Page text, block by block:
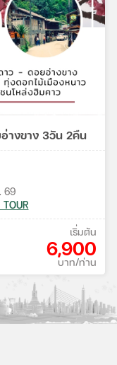
างขาง 3วัน 2คืน
69
เริ่มต้น
6,900
บาท/ท่าน